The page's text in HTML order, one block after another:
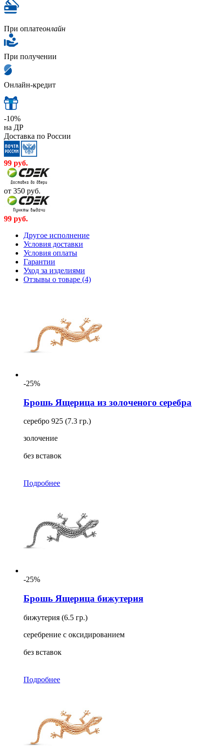
При оплатеонлайн
При получении
Онлайн-кредит
-10%
на ДР
Доставка по России
99 руб.
от 350 руб.
99 руб.
Другое исполнение
Условия доставки
Условия оплаты
Гарантии
Уход за изделиями
Отзывы о товаре (4)
-25%
Брошь Ящерица из золоченого серебра
серебро 925 (7.3 гр.)
золочение
без вставок
Подробнее
-25%
Брошь Ящерица бижутерия
бижутерия (6.5 гр.)
серебрение с оксидированием
без вставок
Подробнее